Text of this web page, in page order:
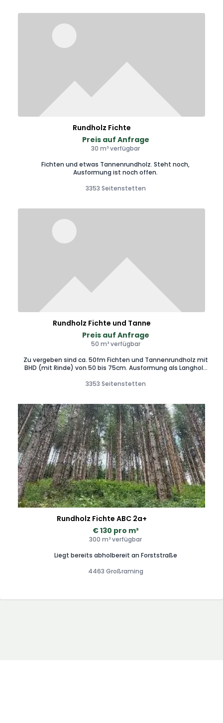
Rundholz Fichte
Preis auf Anfrage
30 m³ verfügbar
Fichten und etwas Tannenrundholz. Steht noch,
Ausformung ist noch offen.
3353 Seitenstetten
Rundholz Fichte und Tanne
Preis auf Anfrage
50 m³ verfügbar
Zu vergeben sind ca. 50fm Fichten und Tannenrundholz mit
BHD (mit Rinde) von 50 bis 75cm. Ausformung als Langholz
3353 Seitenstetten
Rundholz Fichte ABC 2a+
€ 130 pro m³
300 m³ verfügbar
Liegt bereits abholbereit an Forststraße
4463 Großraming